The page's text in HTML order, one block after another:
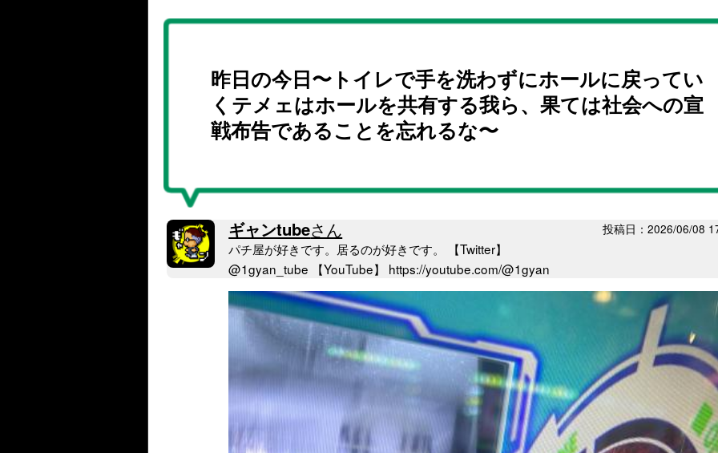
昨日の今日〜トイレで手を洗わずにホールに戻ってい
くテメェはホールを共有する我ら、果ては社会への宣
戦布告であることを忘れるな〜
ギャンtubeさん
パチ屋が好きです。居るのが好きです。 【Twitter】
@1gyan_tube 【YouTube】 https://youtube.com/@1gyan
投稿日：2026/06/08